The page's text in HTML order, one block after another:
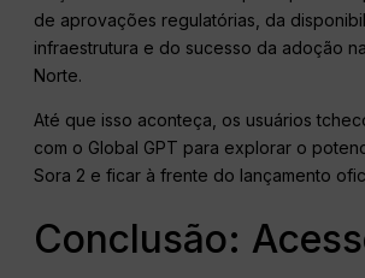
de aprovações regulatórias, da
infraestrutura e do sucesso da adoção
Norte.
Até que isso aconteça, os usuários
com o Global GPT para explorar o
Sora 2 e ficar à frente do lançamento
Conclusão: